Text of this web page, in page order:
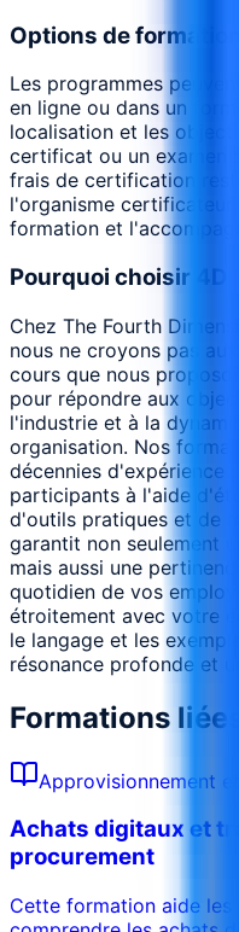
Options de formation
Les programmes
en ligne ou dans un
localisation et les
certificat ou un examen
frais de certification
l'organisme
formation et
Pourquoi choisir 4D
Chez The Fourth
nous ne croyons pas
cours que nous
pour répondre aux
l'industrie et à la
organisation. Nos
décennies d'expérience
participants à l'aide
d'outils pratiques et de
garantit non seulement
mais aussi une
quotidien de vos
étroitement avec votre
le langage et les
résonance profonde et
Formations liées
Approvisionnement
Achats digitaux et
procurement
Cette formation aide les